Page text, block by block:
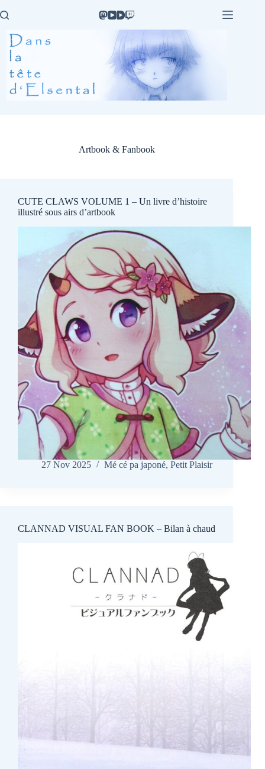
au
Artbook & Fanbook
CUTE CLAWS VOLUME 1 – Un livre d’histoire
illustré sous airs d’artbook
27 Nov 2025 Mé cé pa japoné, Petit Plaisir
CLANNAD VISUAL FAN BOOK – Bilan à chaud